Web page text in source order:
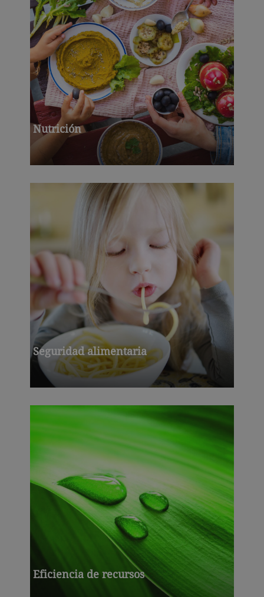
Nutrición
Seguridad alimentaria
Eficiencia de recursos